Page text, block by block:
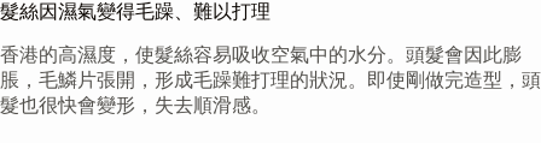
髮絲因濕氣變得毛躁、難以打理
香港的高濕度，使髮絲容易吸收空氣中的水分。頭髮會因此膨
脹，毛鱗片張開，形成毛躁難打理的狀況。即使剛做完造型，頭
髮也很快會變形，失去順滑感。